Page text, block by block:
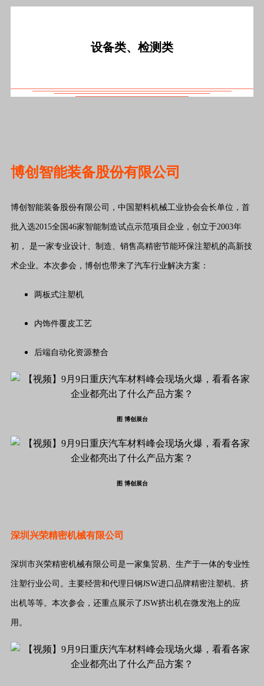
设备类、检测类
博创智能装备股份有限公司
博创智能装备股份有限公司，中国塑料机械工业协会会长单位，首
批入选2015全国46家智能制造试点示范项目企业，创立于2003年
初， 是一家专业设计、制造、销售高精密节能环保注塑机的高新技
术企业。本次参会，博创也带来了汽车行业解决方案：
两板式注塑机
内饰件覆皮工艺
后端自动化资源整合
图 博创展台
图 博创展台
深圳兴荣精密机械有限公司
深圳市兴荣精密机械有限公司是一家集贸易、生产于一体的专业性
注塑行业公司。主要经营和代理日钢JSW进口品牌精密注塑机、挤
出机等等。本次参会，还重点展示了JSW挤出机在微发泡上的应
用。